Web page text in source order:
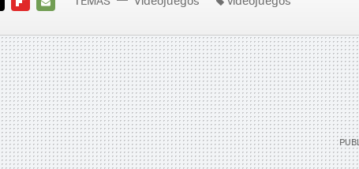
MAIL